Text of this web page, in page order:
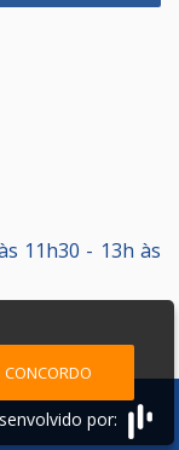
11h30 - 13h às
CONCORDO
por: